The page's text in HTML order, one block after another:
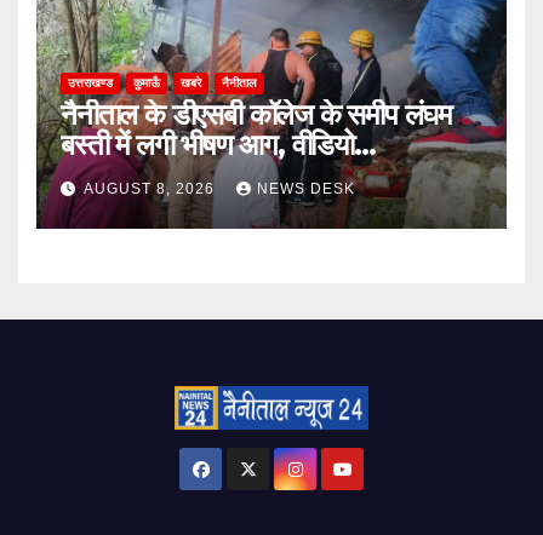
उत्तराखण्ड कुमाऊँ खबरे नैनीताल
नैनीताल के डीएसबी कॉलेज के समीप लंघम
बस्ती में लगी भीषण आग, वीडियो…
AUGUST 8, 2026 NEWS DESK